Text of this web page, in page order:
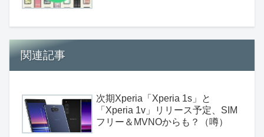
関連記事
次期Xperia「Xperia 1s」と
「Xperia 1v」リリース予定、SIM
フリー＆MVNOからも？（噂）